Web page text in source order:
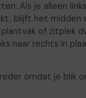
Als je alleen
blijft het midden
of zitplek
naar rechts in
omdat je blik